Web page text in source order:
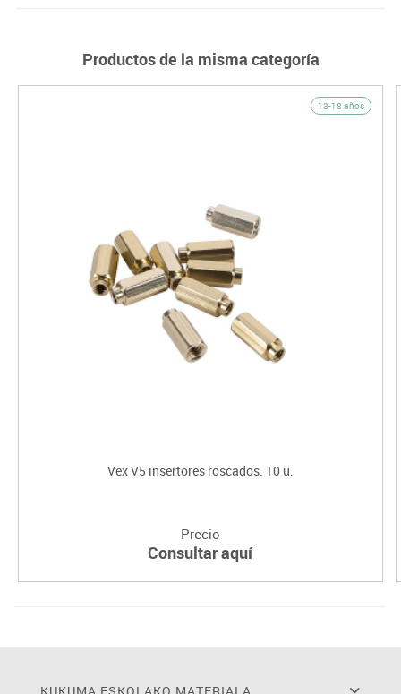
Productos de la misma categoría
13-18 años
Vex V5 insertores roscados. 10 u.
Precio
Consultar aquí
KUKUMA ESKOLAKO MATERIALA